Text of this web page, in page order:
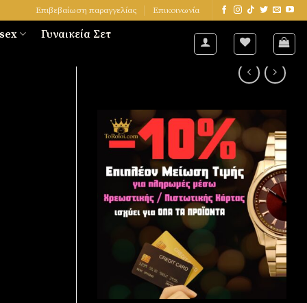
Επιβεβαίωση παραγγελίας Επικοινωνία
Γυναικεία Σετ